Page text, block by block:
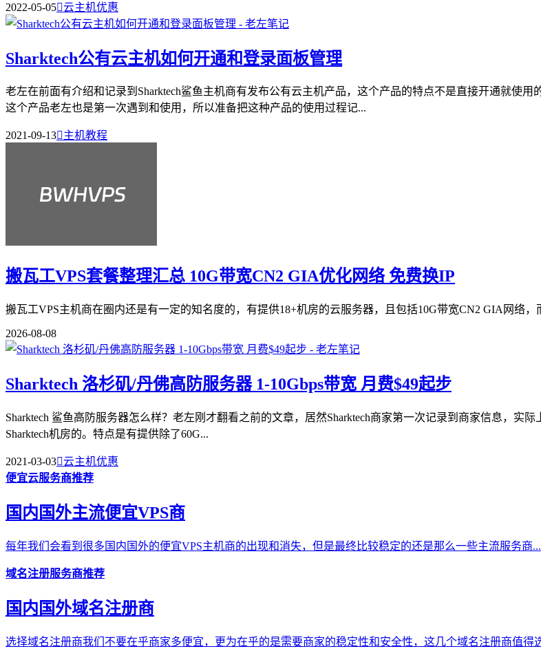
2022-05-05云主机优惠
Sharktech公有云主机如何开通和登录面板管理
老左在前面有介绍和记录到Sharktech鲨鱼主机商有发布公有云主机产品，这个产品的特点不是直接开通就使
这个产品老左也是第一次遇到和使用，所以准备把这种产品的使用过程记...
2021-09-13主机教程
搬瓦工VPS套餐整理汇总 10G带宽CN2 GIA优化网络 免费换IP
搬瓦工VPS主机商在圈内还是有一定的知名度的，有提供18+机房的云服务器，且包括10G带宽CN2 GIA网络，
2026-08-08
Sharktech 洛杉矶/丹佛高防服务器 1-10Gbps带宽 月费$49起步
Sharktech 鲨鱼高防服务器怎么样？老左刚才翻看之前的文章，居然Sharktech商家第一次记录到商家信息，实
Sharktech机房的。特点是有提供除了60G...
2021-03-03云主机优惠
便宜云服务商推荐
国内国外主流便宜VPS商
每年我们会看到很多国内国外的便宜VPS主机商的出现和消失，但是最终比较稳定的还是那么一些主流服务商...
域名注册服务商推荐
国内国外域名注册商
选择域名注册商我们不要在乎商家多便宜，更为在乎的是需要商家的稳定性和安全性，这几个域名注册商值得